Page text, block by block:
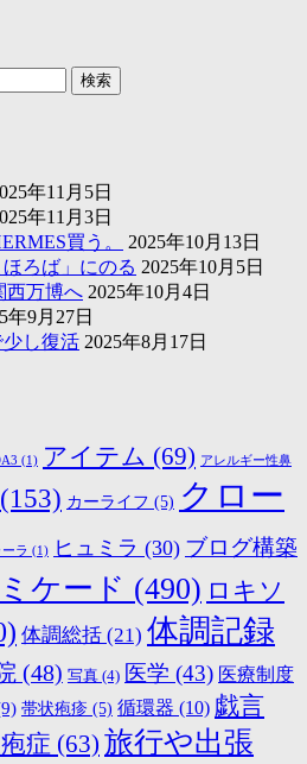
年11月5日
年11月3日
買う。
2025年10月13日
ろば」にのる 2025年10月5日
西万博へ 2025年10月4日
年9月27日
し復活 2025年8月17日
(1) アイテム (69) アレルギー性鼻
(153) カーライフ (5) クロー
ラ (1) ヒュミラ (30) ブログ構築
ケード (490) ロキソ
体調総括 (21) 体調記録
(48) 写真 (4) 医学 (43) 医療制度
帯状疱疹 (5) 循環器 (10) 戯言
症 (63) 旅行や出張